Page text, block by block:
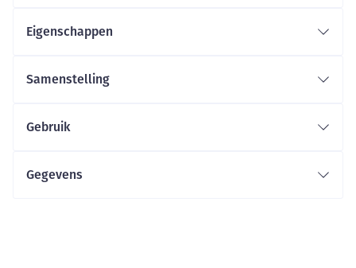
Eigenschappen
Samenstelling
Gebruik
Gegevens